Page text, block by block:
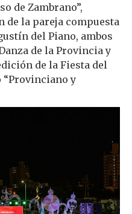
de Zambrano”,
de la pareja compuesta
del Piano, ambos
de la Provincia y
de la Fiesta del
y